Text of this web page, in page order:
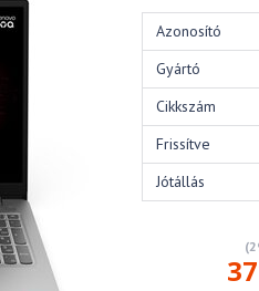
Azonosító
Gyártó
Cikkszám
Frissítve
Jótállás